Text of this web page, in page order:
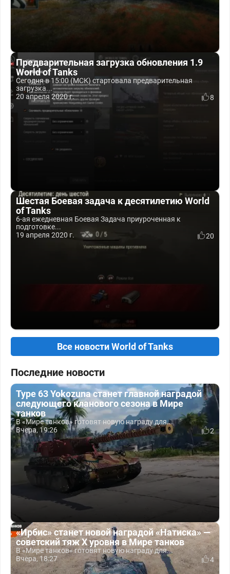
Предварительная загрузка обновления 1.9
World of Tanks
Сегодня в 15:00 (МСК) стартовала предварительная
загрузка...
20 апреля 2020 г.
8
Шестая Боевая задача к десятилетию World
of Tanks
6-ая ежедневная Боевая Задача приуроченная к
подготовке...
19 апреля 2020 г.
20
Все новости World of Tanks
Последние новости
Type 63 Yokozuna станет главной наградой
следующего кланового сезона в Мире
танков
В «Мире танков» готовят новую награду для...
Вчера, 19:26
2
«Ирбис» станет новой наградой «Натиска» —
советский тяж X уровня в Мире танков
В «Мире танков» готовят новую награду для...
Вчера, 18:27
4